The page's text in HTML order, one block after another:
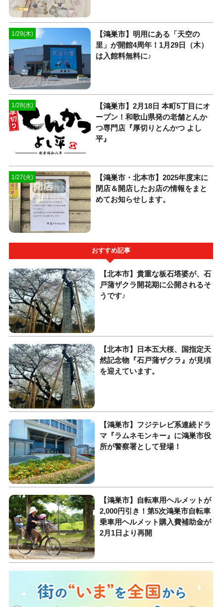
1/29(木)
【鴻巣市】明用にある「天空の
里」が開館4周年！1月29日（木）
は入館料無料に♪
1/28(水)
【鴻巣市】2月18日 本町5丁目にオ
ープン！和歌山県発の老舗とんか
つ専門店『厚切りとんかつ よし
平』
1/27(火)
【鴻巣市・北本市】2025年度末に
閉店＆開店したお店の情報をまと
めてお知らせします。
おすすめ記事
【北本市】貴重な板石塔婆が、石
戸蒲ザクラ開花期に公開されるそ
うです♪
【北本市】日本五大桜、国指定天
然記念物『石戸蒲ザクラ』が見頃
を迎えています。
【鴻巣市】フジテレビ系連続ドラ
マ『ラムネモンキー』に鴻巣市役
所が警察署として登場！
【鴻巣市】自転車用ヘルメットが
2,000円引き！第5次鴻巣市自転車
乗車用ヘルメット購入費補助金が
2月1日より再開